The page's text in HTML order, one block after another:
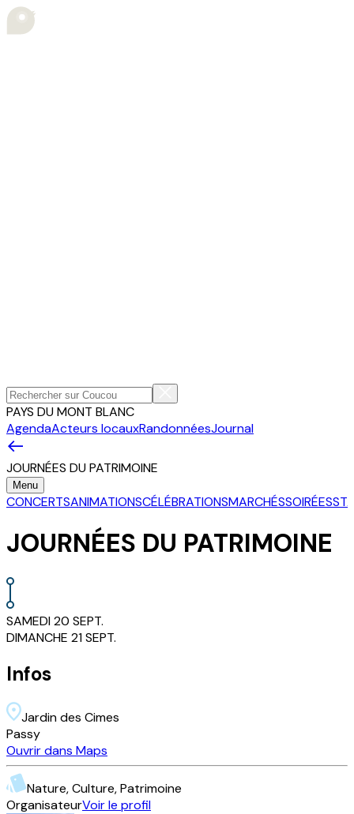
PAYS DU MONT BLANC
AgendaActeurs locauxRandonnéesJournal
JOURNÉES DU PATRIMOINE
Menu
CONCERTSANIMATIONSCÉLÉBRATIONSMARCHÉSSOIRÉES
JOURNÉES DU PATRIMOINE
SAMEDI20 SEPT.
DIMANCHE 21SEPT.
Infos
Jardin des Cimes
Passy
Ouvrir dans Maps
Nature, Culture, Patrimoine
OrganisateurVoir le profil